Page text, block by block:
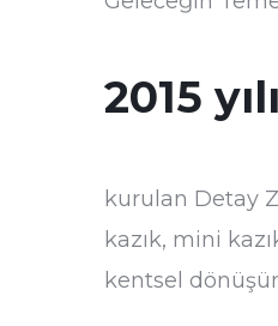
2015
kurulan Detay
kazık, mini
kentsel